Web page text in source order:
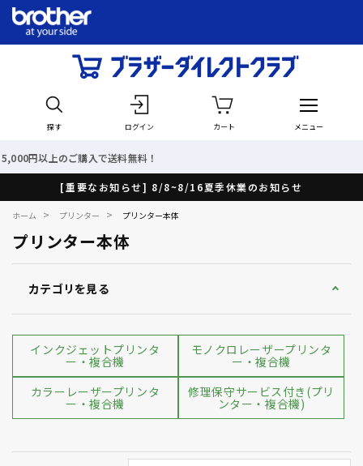
探す ログイン カート メニュー
[重要なお知らせ] 8/8~8/16夏季休業のお知らせ
ホーム > プリンター > プリンター本体
プリンター本体
カテゴリを見る
インクジェットプリンタ
ー・複合機
モノクロレーザープリンタ
ー・複合機
カラーレーザープリンタ
ー・複合機
修理保守サービス付き(プリ
ンター・複合機)